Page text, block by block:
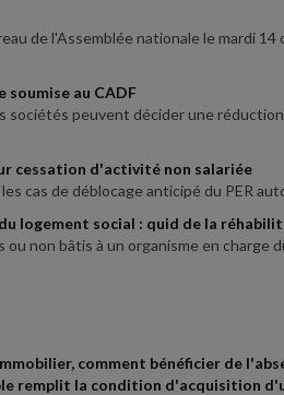
de l'Assemblée nationale le mardi
au CADF
sociétés peuvent décider une
cessation d'activité non salariée
cas de déblocage anticipé du PER
logement social : quid de la
non bâtis à un organisme en charge
comment bénéficier de
remplit la condition d'acquisition